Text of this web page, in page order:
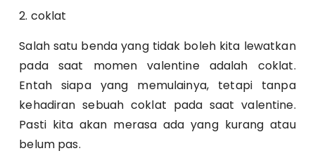
2. coklat
Salah satu benda yang tidak boleh kita lewatkan
pada saat momen valentine adalah coklat.
Entah siapa yang memulainya, tetapi tanpa
kehadiran sebuah coklat pada saat valentine.
Pasti kita akan merasa ada yang kurang atau
belum pas.